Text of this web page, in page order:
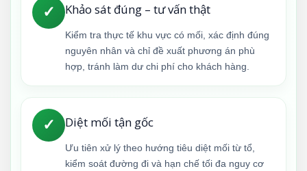
✓ Khảo sát đúng – tư vấn thật
Kiểm tra thực tế khu vực có mối, xác định đúng
nguyên nhân và chỉ đề xuất phương án phù
hợp, tránh làm dư chi phí cho khách hàng.
✓ Diệt mối tận gốc
Ưu tiên xử lý theo hướng tiêu diệt mối từ tổ,
kiểm soát đường đi và hạn chế tối đa nguy cơ